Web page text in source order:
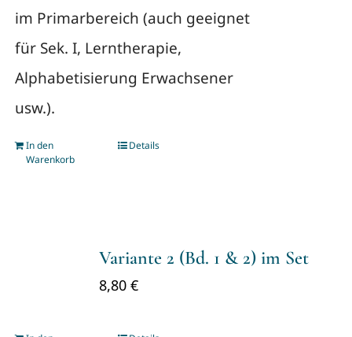
im Primarbereich (auch geeignet
für Sek. I, Lerntherapie,
Alphabetisierung Erwachsener
usw.).
In den
Warenkorb
Details
Variante 2 (Bd. 1 & 2) im Set
8,80 €